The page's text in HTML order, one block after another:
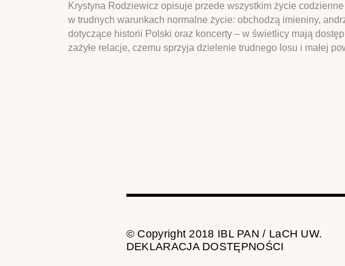
Krystyna Rodziewicz opisuje przede wszystkim życie
w trudnych warunkach normalne życie: obchodzą imieniny,
dotyczące historii Polski oraz koncerty – w świetlicy mają
zażyłe relacje, czemu sprzyja dzielenie trudnego losu i małej
© Copyright 2018 IBL PAN / LaCH UW.
DEKLARACJA DOSTĘPNOŚCI